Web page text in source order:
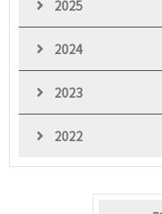
2025
2024
2023
2022